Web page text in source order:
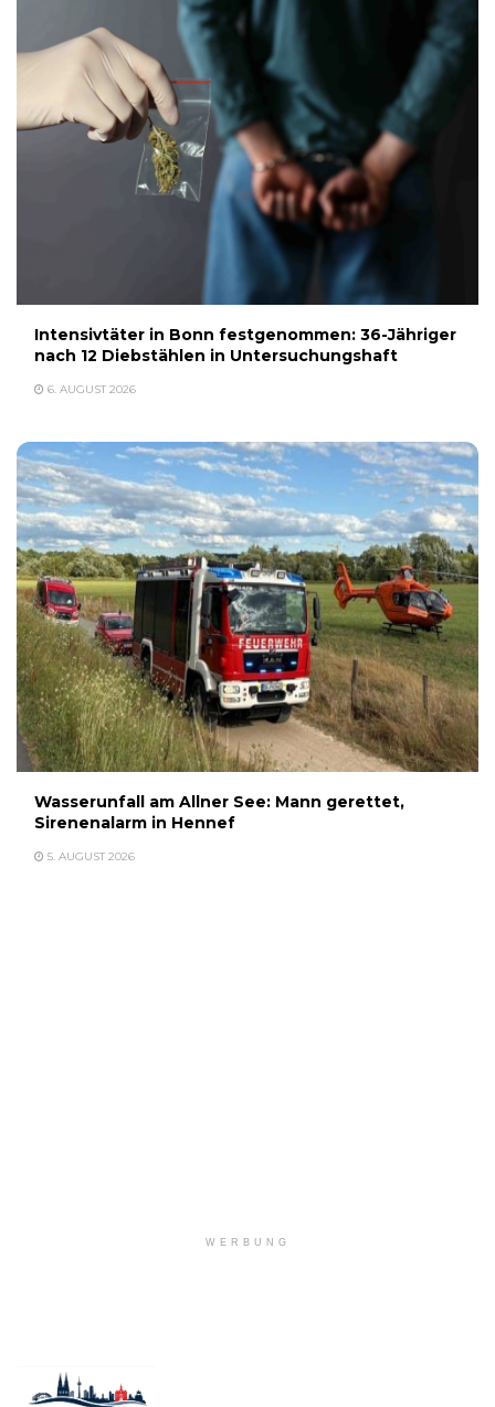
Intensivtäter in Bonn festgenommen: 36-Jähriger
nach 12 Diebstählen in Untersuchungshaft
6. AUGUST 2026
Wasserunfall am Allner See: Mann gerettet,
Sirenenalarm in Hennef
5. AUGUST 2026
WERBUNG